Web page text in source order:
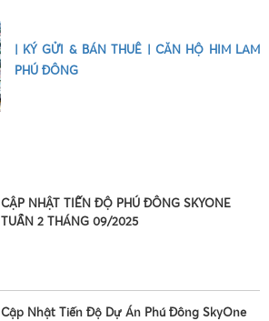
| KÝ GỬI & BÁN THUÊ | CĂN HỘ HIM LAM
PHÚ ĐÔNG
CẬP NHẬT TIẾN ĐỘ PHÚ ĐÔNG SKYONE
TUẦN 2 THÁNG 09/2025
Cập Nhật Tiến Độ Dự Án Phú Đông SkyOne